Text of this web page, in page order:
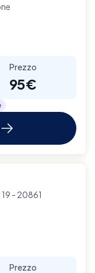
Prezzo
95€
- 20861
Prezzo